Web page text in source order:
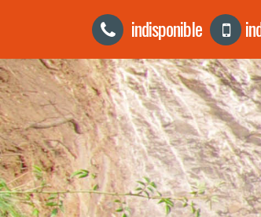
indisponible